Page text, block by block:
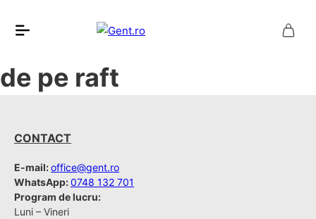
de pe raft
CONTACT
E-mail:office@gent.ro
WhatsApp:0748 132 701
Program de lucru:
Luni – Vineri